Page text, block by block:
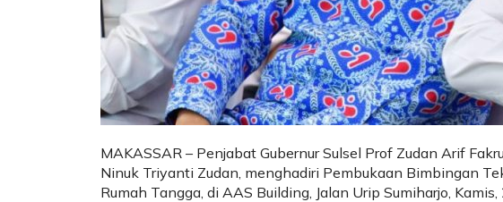
MAKASSAR – Penjabat Gubernur Sulsel Prof Zudan Arif
Ninuk Triyanti Zudan, menghadiri Pembukaan Bimbingan
Rumah Tangga, di AAS Building, Jalan Urip Sumiharjo,